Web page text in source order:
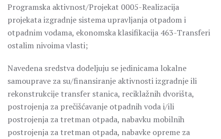
Programska aktivnost/Projekat 0005-Realizacija
projekata izgradnje sistema upravljanja otpadom i
otpadnim vodama, ekonomska klasifikacija 463-Transferi
ostalim nivoima vlasti;
Navedena sredstva dodeljuju se jedinicama lokalne
samouprave za su/finansiranje aktivnosti izgradnje ili
rekonstrukcije transfer stanica, reciklažnih dvorišta,
postrojenja za prečišćavanje otpadnih voda i/ili
postrojenja za tretman otpada, nabavku mobilnih
postrojenja za tretman otpada, nabavke opreme za